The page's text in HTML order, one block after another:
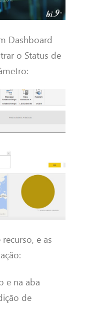
Dashboard
o Status de
e as
e na aba
de